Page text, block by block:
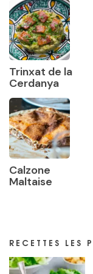
Trinxat de la
Cerdanya
Calzone
Maltaise
RECETTES LES